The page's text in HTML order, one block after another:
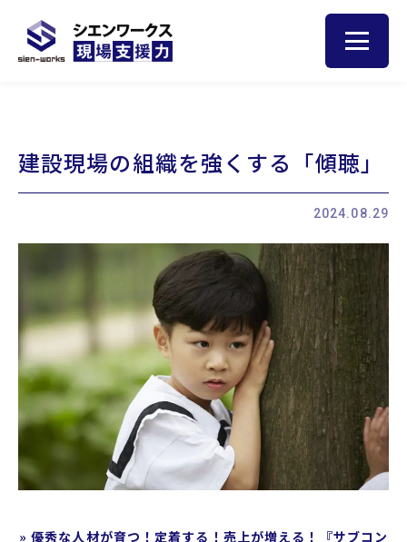
人材育成のヒント
現場巡視
お客様の声
プロフィール
支援実績
建設現場の組織を強くする「傾聴」
2024.08.29
» 優秀な人材が育つ！定着する！売上が増える！『サブコン